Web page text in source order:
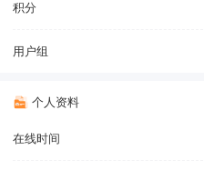
积分
用户组
个人资料
在线时间